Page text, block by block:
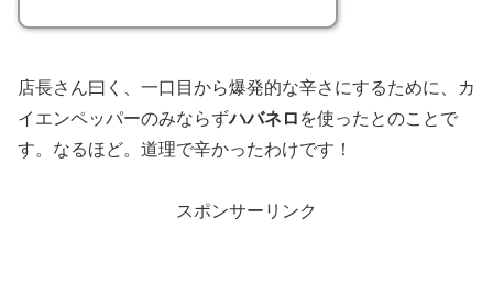
店長さん曰く、一口目から爆発的な辛さにするために、カ
イエンペッパーのみならずハバネロ を使ったとのことで
す。なるほど。道理で辛かったわけです！
スポンサーリンク